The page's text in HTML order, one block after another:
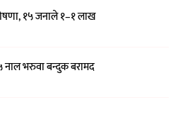
१५ जनाले १–१ लाख
नाल भरुवा बन्दुक बरामद